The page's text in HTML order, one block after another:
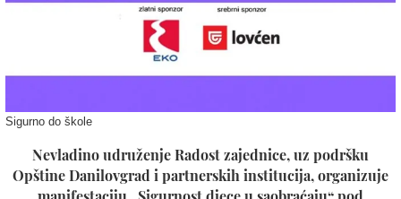
Sigurno do škole
Nevladino udruženje Radost zajednice, uz podršku
Opštine Danilovgrad i partnerskih institucija, organizuje